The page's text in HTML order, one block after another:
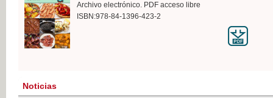
Archivo electrónico. PDF acceso libre
ISBN:978-84-1396-423-2
Noticias